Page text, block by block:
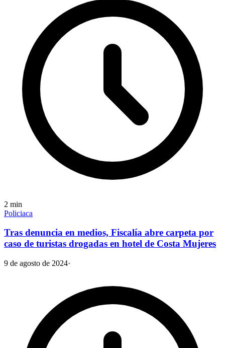
2 min
Policiaca
Tras denuncia en medios, Fiscalía abre carpeta por
caso de turistas drogadas en hotel de Costa Mujeres
9 de agosto de 2024·